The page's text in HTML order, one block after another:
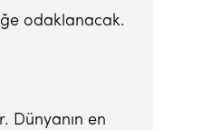
odaklanacak.
Dünyanın en